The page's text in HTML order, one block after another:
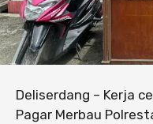
Deliserdang – Kerja
Pagar Merbau